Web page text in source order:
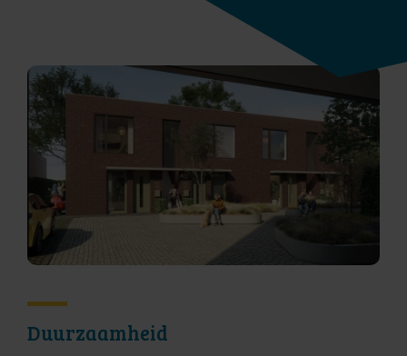
Duurzaamheid